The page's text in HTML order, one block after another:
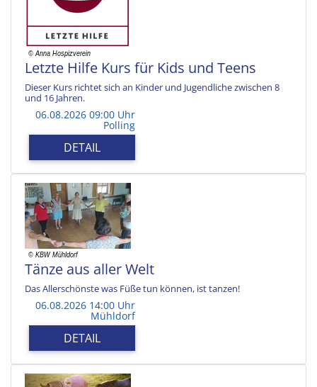
Letzte Hilfe Kurs für Kids und Teens
Dieser Kurs richtet sich an Kinder und Jugendliche zwischen 8
und 16 Jahren.
06.08.2026 09:00 Uhr
Polling
DETAIL
Tänze aus aller Welt
Das Allerschönste was Füße tun können, ist tanzen!
06.08.2026 14:00 Uhr
Mühldorf
DETAIL